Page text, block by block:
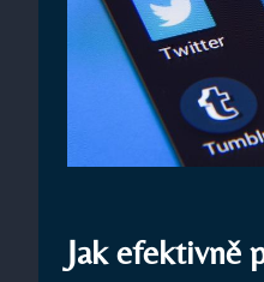
Jak efektivně